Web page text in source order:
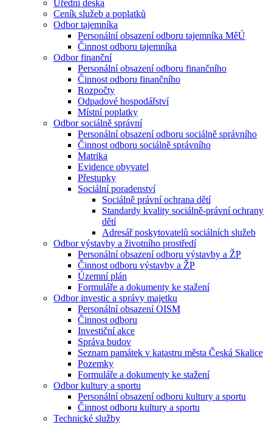
Úřední deska
Ceník služeb a poplatků
Odbor tajemníka
Personální obsazení odboru tajemníka MěÚ
Činnost odboru tajemníka
Odbor finanční
Personální obsazení odboru finančního
Činnost odboru finančního
Rozpočty
Odpadové hospodářství
Místní poplatky
Odbor sociálně správní
Personální obsazení odboru sociálně správního
Činnost odboru sociálně správního
Matrika
Evidence obyvatel
Přestupky
Sociální poradenství
Sociálně právní ochrana dětí
Standardy kvality sociálně-právní ochrany
dětí
Adresář poskytovatelů sociálních služeb
Odbor výstavby a životního prostředí
Personální obsazení odboru výstavby a ŽP
Činnost odboru výstavby a ŽP
Územní plán
Formuláře a dokumenty ke stažení
Odbor investic a správy majetku
Personální obsazení OISM
Činnost odboru
Investiční akce
Správa budov
Seznam památek v katastru města Česká Skalice
Pozemky
Formuláře a dokumenty ke stažení
Odbor kultury a sportu
Personální obsazení odboru kultury a sportu
Činnost odboru kultury a sportu
Technické služby